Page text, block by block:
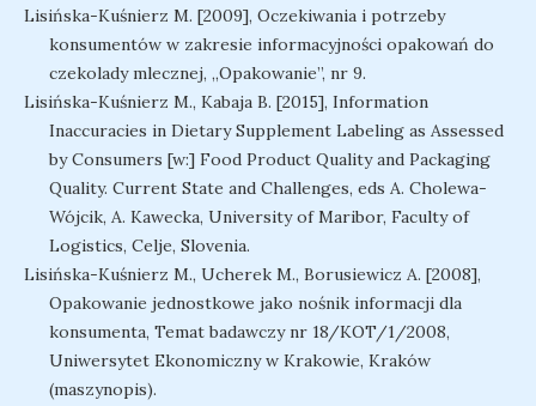
Lisińska-Kuśnierz M. [2009], Oczekiwania i potrzeby
konsumentów w zakresie informacyjności opakowań do
czekolady mlecznej, „Opakowanie”, nr 9.
Lisińska-Kuśnierz M., Kabaja B. [2015], Information
Inaccuracies in Dietary Supplement Labeling as Assessed
by Consumers [w:] Food Product Quality and Packaging
Quality. Current State and Challenges, eds A. Cholewa-
Wójcik, A. Kawecka, University of Maribor, Faculty of
Logistics, Celje, Slovenia.
Lisińska-Kuśnierz M., Ucherek M., Borusiewicz A. [2008],
Opakowanie jednostkowe jako nośnik informacji dla
konsumenta, Temat badawczy nr 18/KOT/1/2008,
Uniwersytet Ekonomiczny w Krakowie, Kraków
(maszynopis).